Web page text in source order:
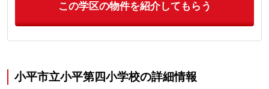
この学区の物件を紹介してもらう
小平市立小平第四小学校の詳細情報